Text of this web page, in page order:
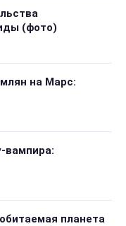
(фото)
на Марс:
вампира:
планета